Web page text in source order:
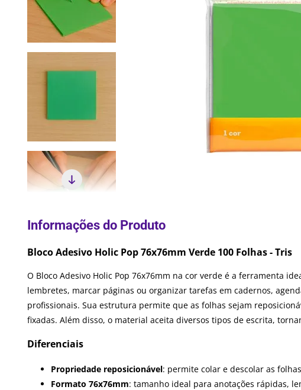
Bloco Adesivo Holic Pop 76x76mm Verde 100 Folhas - Tris
O Bloco Adesivo Holic Pop 76x76mm na cor verde é a ferramenta
lembretes, marcar páginas ou organizar tarefas em cadernos,
profissionais. Sua estrutura permite que as folhas sejam
fixadas. Além disso, o material aceita diversos tipos de escrita,
Diferenciais
Propriedade reposicionável: permite colar e descolar as
Formato 76x76mm: tamanho ideal para anotações rápidas,